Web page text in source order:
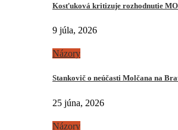
Kosťuková kritizuje rozhodnutie
9 júla, 2026
Názory
Stankovič o neúčasti Molčana na
25 júna, 2026
Názory